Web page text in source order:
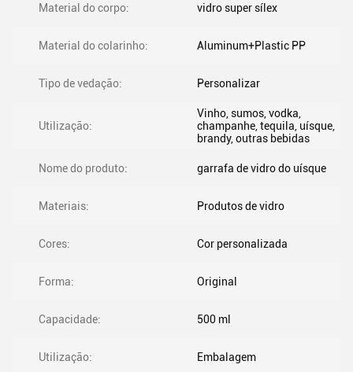
Material do corpo: vidro super sílex
Material do colarinho: Aluminum+Plastic PP
Tipo de vedação: Personalizar
Utilização:
Vinho, sumos, vodka,
champanhe, tequila, uísque,
brandy, outras bebidas
Nome do produto: garrafa de vidro do uísque
Materiais: Produtos de vidro
Cores: Cor personalizada
Forma: Original
Capacidade: 500 ml
Utilização: Embalagem